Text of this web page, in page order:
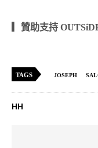
▎贊助支持
TAGS JOSEPH
HH